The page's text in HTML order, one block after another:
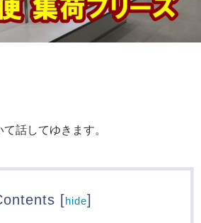
話してゆきます。
[hide]